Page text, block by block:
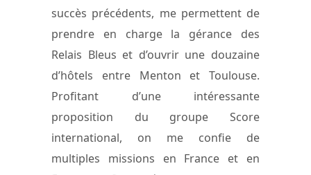
succès précédents, me permettent de
prendre en charge la gérance des
Relais Bleus et d’ouvrir une douzaine
d’hôtels entre Menton et Toulouse.
Profitant d’une intéressante
proposition du groupe Score
international, on me confie de
multiples missions en France et en